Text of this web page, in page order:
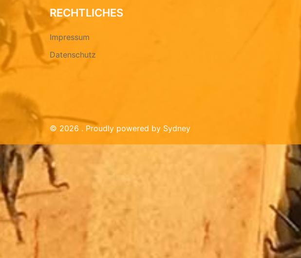
RECHTLICHES
Impressum
Datenschutz
© 2026 . Proudly powered by Sydney